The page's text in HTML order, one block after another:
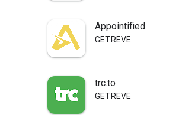
Appointified
GETREVE
trc.to
GETREVE